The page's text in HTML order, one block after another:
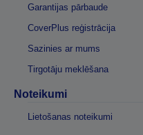
Garantijas pārbaude
CoverPlus reģistrācija
Sazinies ar mums
Tirgotāju meklēšana
Noteikumi
Lietošanas noteikumi